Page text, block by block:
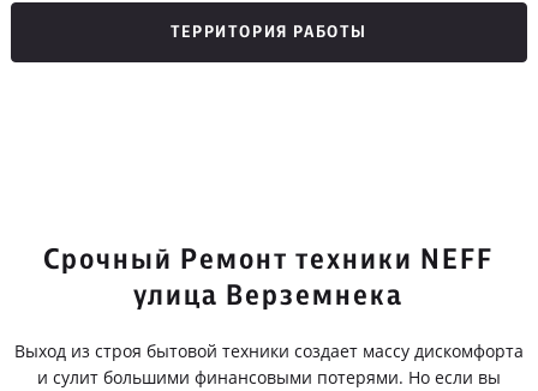
ТЕРРИТОРИЯ РАБОТЫ
Срочный Ремонт техники NEFF
улица Верземнека
Выход из строя бытовой техники создает массу дискомфорта
и сулит большими финансовыми потерями. Но если вы